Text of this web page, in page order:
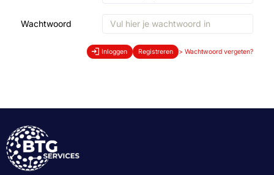
Wachtwoord
Inloggen Registreren > Wachtwoord vergeten?